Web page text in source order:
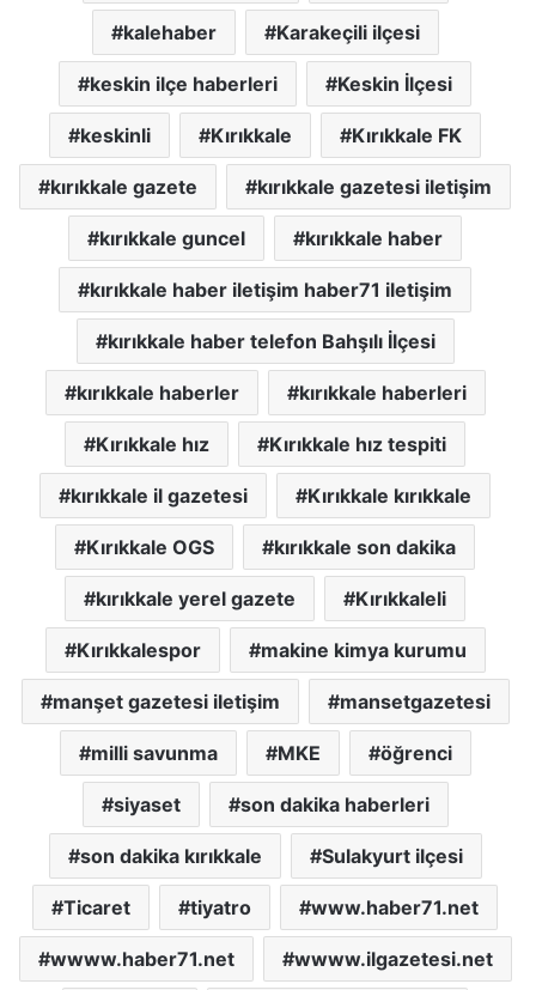
kalehaber Karakeçili ilçesi
keskin ilçe haberleri Keskin İlçesi
keskinli Kırıkkale Kırıkkale FK
kırıkkale gazete kırıkkale gazetesi iletişim
kırıkkale guncel kırıkkale haber
kırıkkale haber iletişim haber71 iletişim
kırıkkale haber telefon Bahşılı İlçesi
kırıkkale haberler kırıkkale haberleri
Kırıkkale hız Kırıkkale hız tespiti
kırıkkale il gazetesi Kırıkkale kırıkkale
Kırıkkale OGS kırıkkale son dakika
kırıkkale yerel gazete Kırıkkaleli
Kırıkkalespor makine kimya kurumu
manşet gazetesi iletişim mansetgazetesi
milli savunma MKE öğrenci
siyaset son dakika haberleri
son dakika kırıkkale Sulakyurt ilçesi
Ticaret tiyatro www.haber71.net
wwww.haber71.net wwww.ilgazetesi.net